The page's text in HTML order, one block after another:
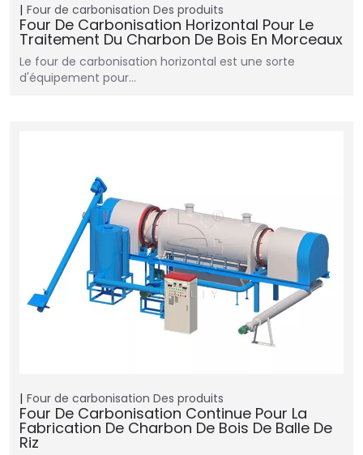
Four de carbonisation Des produits
Four De Carbonisation Horizontal Pour Le
Traitement Du Charbon De Bois En Morceaux
Le four de carbonisation horizontal est une sorte
d'équipement pour…
Four de carbonisation Des produits
Four De Carbonisation Continue Pour La
Fabrication De Charbon De Bois De Balle De
Riz